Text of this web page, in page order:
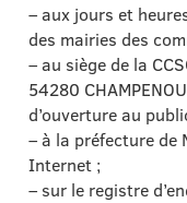
– aux jours et
des mairies des
– au siège de la
54280
d’ouverture au
– à la préfecture de
Internet ;
– sur le registre